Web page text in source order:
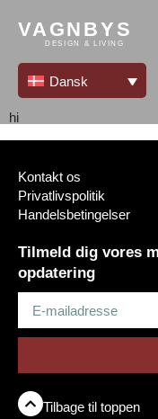
VAGNBYS
DESIGN & LIVING
Dansk
Forfatter:
hi
Kontakt os
Privatlivspolitik
Handelsbetingelser
Tilmeld dig vores
opdatering
Tilbage til toppen